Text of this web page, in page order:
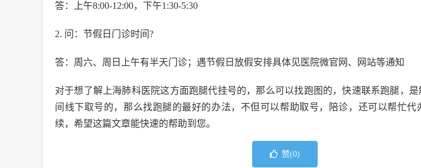
答：上午8:00-12:00，下午1:30-5:30
2. 问：节假日门诊时间?
答：周六、周日上午有半天门诊；遇节假日放假安排具体见医院微官网、网站等通知
对于想了解上海肺科医院这方面跑腿代挂号的，那么可以找跑图的，快速联系跑腿，
间线下取号的，那么找跑腿的最好的办法，不但可以帮助取号，陪诊，还可以帮忙代
续，希望这篇文章能快速的帮助到您。
赞(0)